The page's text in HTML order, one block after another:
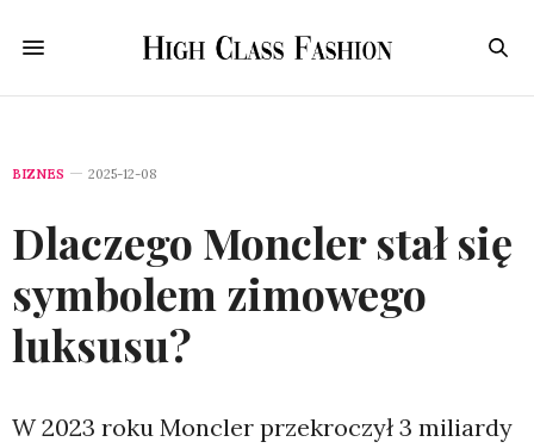
BIZNES 2025-12-08
Dlaczego Moncler stał się
symbolem zimowego
luksusu?
W 2023 roku Moncler przekroczył 3 miliardy